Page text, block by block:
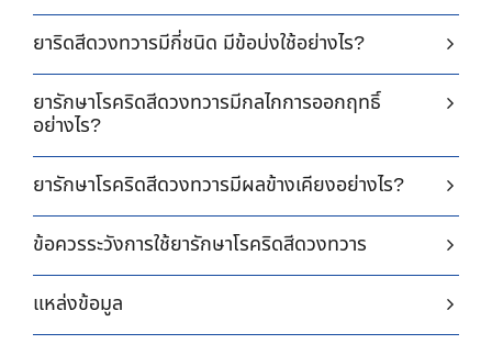
ยาริดสีดวงทวารมีกี่ชนิด มีข้อบ่งใช้อย่างไร?
ยารักษาโรคริดสีดวงทวารมีกลไกการออกฤทธิ์
อย่างไร?
ยารักษาโรคริดสีดวงทวารมีผลข้างเคียงอย่างไร?
ข้อควรระวังการใช้ยารักษาโรคริดสีดวงทวาร
แหล่งข้อมูล